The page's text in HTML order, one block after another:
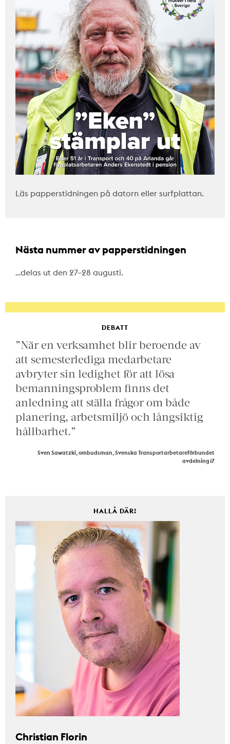
Läs papperstidningen på datorn eller surfplattan.
Nästa nummer av papperstidningen
…delas ut den 27–28 augusti.
DEBATT
”När en verksamhet blir beroende av
att semesterlediga medarbetare
avbryter sin ledighet för att lösa
bemanningsproblem finns det
anledning att ställa frågor om både
planering, arbetsmiljö och långsiktig
hållbarhet.”
Sven Sawatzki, ombudsman, Svenska Transportarbetareförbundet
avdelning 17
HALLÅ DÄR!
Christian Florin